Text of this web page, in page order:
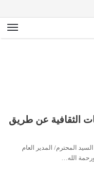
الثقافية عن طريق
الرَّحْمَنِ الرَّحِيمِ رقم الفتوى (3855) السيد المحترم/ المدير العام
الله…